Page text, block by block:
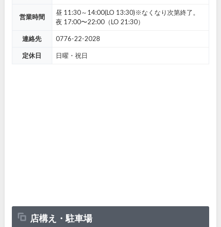
営業時間
昼 11:30～14:00(LO 13:30)※なくなり次第終了。
夜 17:00〜22:00（LO 21:30）
連絡先 0776-22-2028
定休日 日曜・祝日
店構え・駐車場